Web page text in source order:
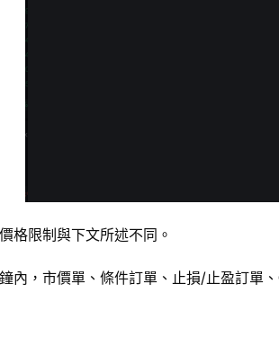
格限制與下文所述不同。
內，市價單、條件訂單、止損/止盈訂單